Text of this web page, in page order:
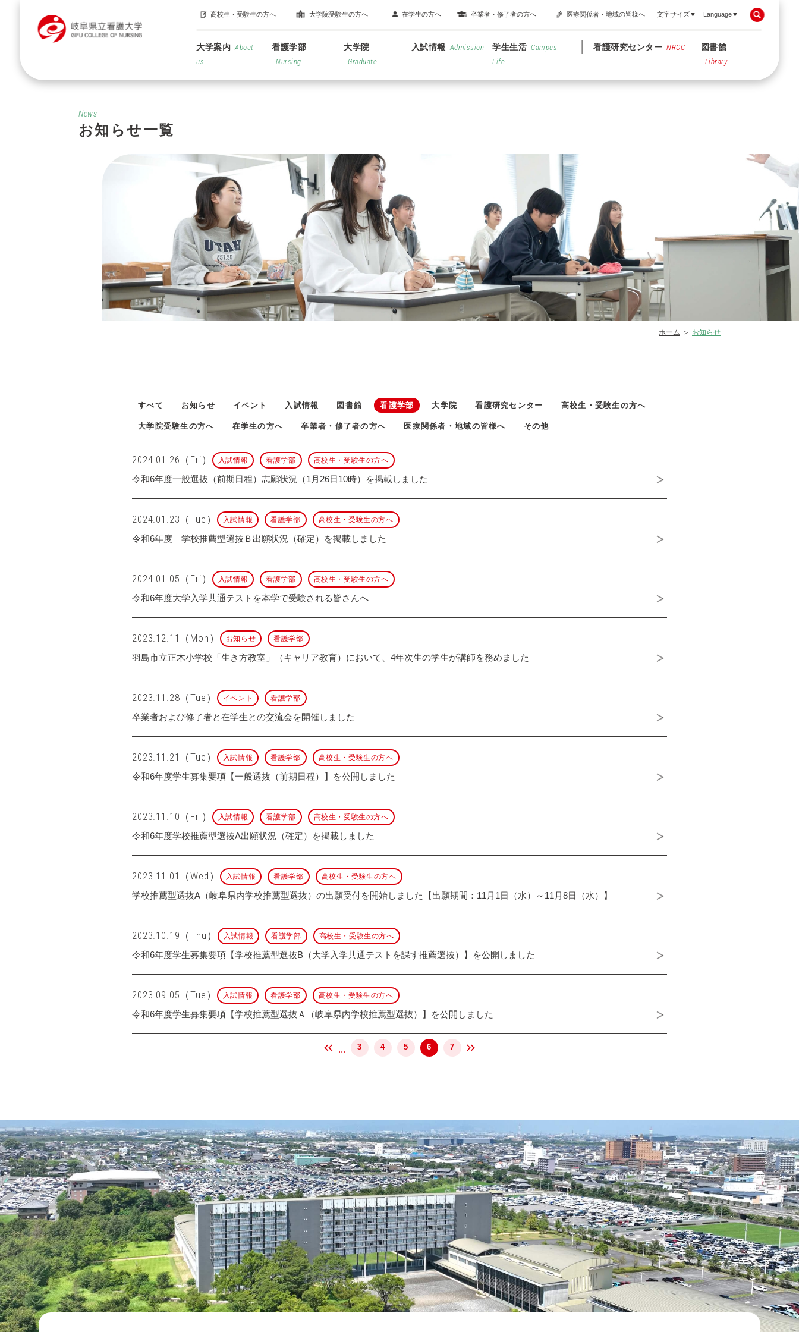
高校生・受験生の方へ 大学院受験生の方へ 在学生の方へ 卒業者・修了者の方へ 医療関係者・地域の皆様へ 文字サイズ▼ Language▼
大学案内 About
us
看護学部
Nursing
大学院
Graduate
入試情報 Admission 学生生活 Campus
Life
看護研究センター NRCC 図書館
Library
News
お知らせ一覧
ホーム お知らせ
すべて お知らせ イベント 入試情報 図書館 看護学部 大学院 看護研究センター 高校生・受験生の方へ
大学院受験生の方へ 在学生の方へ 卒業者・修了者の方へ 医療関係者・地域の皆様へ その他
2024.01.26（Fri） 入試情報 看護学部 高校生・受験生の方へ
令和6年度一般選抜（前期日程）志願状況（1月26日10時）を掲載しました
2024.01.23（Tue） 入試情報 看護学部 高校生・受験生の方へ
令和6年度 学校推薦型選抜Ｂ出願状況（確定）を掲載しました
2024.01.05（Fri） 入試情報 看護学部 高校生・受験生の方へ
令和6年度大学入学共通テストを本学で受験される皆さんへ
2023.12.11（Mon） お知らせ 看護学部
羽島市立正木小学校「生き方教室」（キャリア教育）において、4年次生の学生が講師を務めました
2023.11.28（Tue） イベント 看護学部
卒業者および修了者と在学生との交流会を開催しました
2023.11.21（Tue） 入試情報 看護学部 高校生・受験生の方へ
令和6年度学生募集要項【一般選抜（前期日程）】を公開しました
2023.11.10（Fri） 入試情報 看護学部 高校生・受験生の方へ
令和6年度学校推薦型選抜A出願状況（確定）を掲載しました
2023.11.01（Wed） 入試情報 看護学部 高校生・受験生の方へ
学校推薦型選抜A（岐阜県内学校推薦型選抜）の出願受付を開始しました【出願期間：11月1日（水）～11月8日（水）】
2023.10.19（Thu） 入試情報 看護学部 高校生・受験生の方へ
令和6年度学生募集要項【学校推薦型選抜B（大学入学共通テストを課す推薦選抜）】を公開しました
2023.09.05（Tue） 入試情報 看護学部 高校生・受験生の方へ
令和6年度学生募集要項【学校推薦型選抜Ａ（岐阜県内学校推薦型選抜）】を公開しました
... 3 4 5 6 7